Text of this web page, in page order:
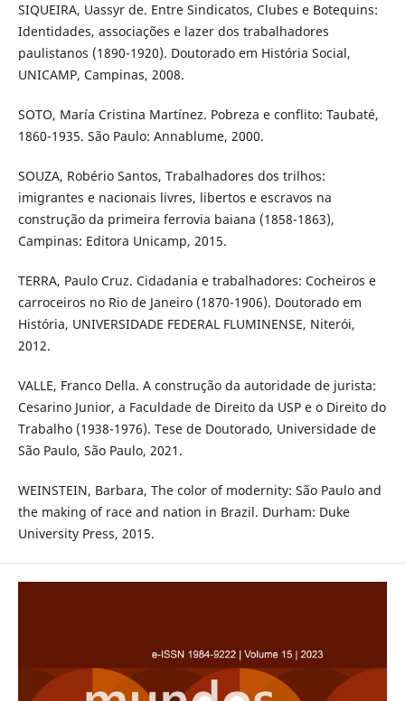
SIQUEIRA, Uassyr de. Entre Sindicatos, Clubes e Botequins:
Identidades, associações e lazer dos trabalhadores
paulistanos (1890-1920). Doutorado em História Social,
UNICAMP, Campinas, 2008.
SOTO, María Cristina Martínez. Pobreza e conflito: Taubaté,
1860-1935. São Paulo: Annablume, 2000.
SOUZA, Robério Santos, Trabalhadores dos trilhos:
imigrantes e nacionais livres, libertos e escravos na
construção da primeira ferrovia baiana (1858-1863),
Campinas: Editora Unicamp, 2015.
TERRA, Paulo Cruz. Cidadania e trabalhadores: Cocheiros e
carroceiros no Rio de Janeiro (1870-1906). Doutorado em
História, UNIVERSIDADE FEDERAL FLUMINENSE, Niterói,
2012.
VALLE, Franco Della. A construção da autoridade de jurista:
Cesarino Junior, a Faculdade de Direito da USP e o Direito do
Trabalho (1938-1976). Tese de Doutorado, Universidade de
São Paulo, São Paulo, 2021.
WEINSTEIN, Barbara, The color of modernity: São Paulo and
the making of race and nation in Brazil. Durham: Duke
University Press, 2015.